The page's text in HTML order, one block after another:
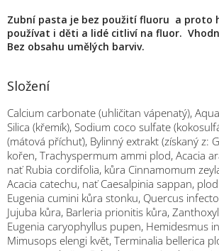
Zubní pasta je bez použití fluoru a proto
používat i děti a lidé citliví na fluor.
Bez obsahu umělých barviv.
Složení
Calcium carbonate (uhličitan vápenatý),
Silica (křemík), Sodium coco sulfate
(mátová příchuť), Bylinný extrakt (získaný z:
kořen, Trachyspermum ammi plod, Acacia
nať Rubia cordifolia, kůra Cinnamomum
Acacia catechu, nať Caesalpinia sappan,
Eugenia cumini kůra stonku, Quercus
Jujuba kůra, Barleria prionitis kůra,
Eugenia caryophyllus pupen, Hemidesmus
Mimusops elengi květ, Terminalia bellerica